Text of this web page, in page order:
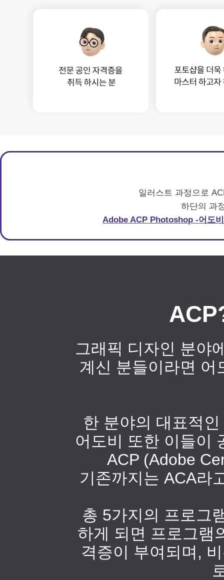
일러스트 과정으로
하단의 과
Adobe ACP Photoshop -어도
그래픽 디자인 분야
계신 분들이라면 어
한 분야의 대표적
어도비 또한 이들이
ACP (Adobe
기존까지는 ACA라
총 5가지의 프로그
하게 되면 프로그램
격증이 부여되며,